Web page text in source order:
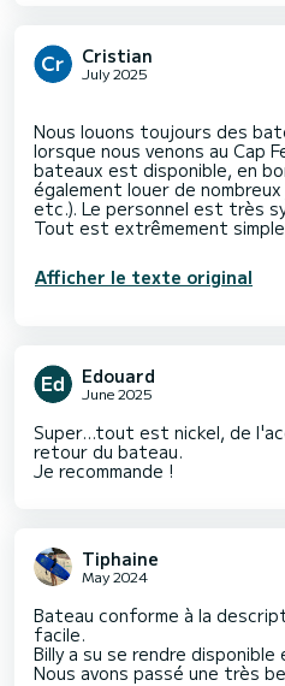
Cristian
July 2025
Nous louons toujours des
lorsque nous venons au Cap
bateaux est disponible, en
également louer de
etc.). Le personnel est très
Afficher le texte original
Edouard
June 2025
Super...tout est nickel, de
retour du bateau.
Je recommande !
Tiphaine
May 2024
Bateau conforme à la
facile.
Billy a su se rendre
Nous avons passé une très